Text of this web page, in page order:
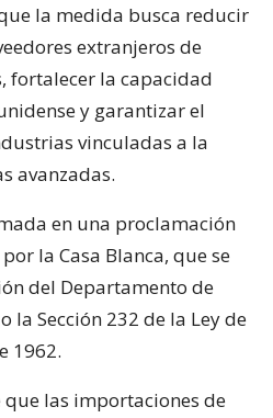
la medida busca reducir
extranjeros de
fortalecer la capacidad
y garantizar el
vinculadas a la
avanzadas.
en una proclamación
la Casa Blanca, que se
del Departamento de
la Sección 232 de la Ley de
1962.
las importaciones de